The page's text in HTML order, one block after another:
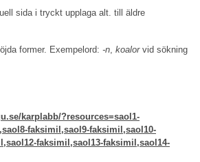
sida i tryckt upplaga alt. till äldre
former. Exempelord: -n, koalorvid sökning
karplabb/?resources=saol1-
faksimil,saol9-faksimil,saol10-
faksimil,saol13-faksimil,saol14-